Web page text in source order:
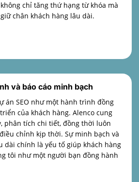
chỉ tăng thứ hạng từ khóa mà
chân khách hàng lâu dài.
và báo cáo minh bạch
án SEO như một hành trình đồng
của khách hàng. Alenco cung
phân tích chi tiết, đồng thời luôn
chỉnh kịp thời. Sự minh bạch và
dài chính là yếu tố giúp khách hàng
tôi như một người bạn đồng hành